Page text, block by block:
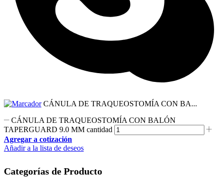
CÁNULA DE TRAQUEOSTOMÍA CON BA...
CÁNULA DE TRAQUEOSTOMÍA CON BALÓN
TAPERGUARD 9.0 MM cantidad
Agregar a cotización
Añadir a la lista de deseos
Categorías de Producto